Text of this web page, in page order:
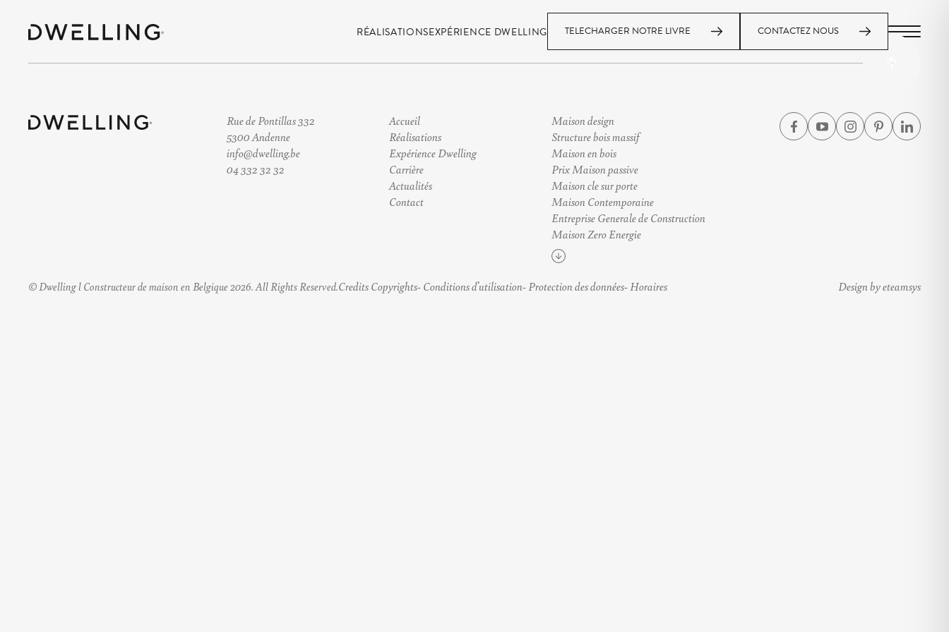
RÉALISATIONSEXPÉRIENCE DWELLING TELECHARGER NOTRE LIVRE CONTACTEZ NOUS MENU
Rue de Pontillas 332
5300 Andenne
info@dwelling.be
04 332 32 32
Accueil
Réalisations
Expérience Dwelling
Carrière
Actualités
Contact
Maison design
Structure bois massif
Maison en bois
Prix Maison passive
Maison cle sur porte
Maison Contemporaine
Entreprise Generale de Construction
Maison Zero Energie
Voir plus
© Dwelling l Constructeur de maison en Belgique 2026. All Rights Reserved.Credits Copyrights Conditions d’utilisation Protection des données Horaires Design by eteamsys